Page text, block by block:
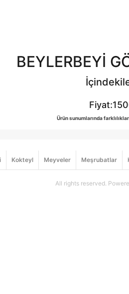
BEYLERBEYİ
Ürün sunumlarında
Kokteyl Meyveler Meşrubatlar
All rights reserved.